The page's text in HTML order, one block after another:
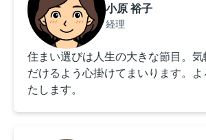
小原 裕子
経理
住まい選びは人生の大きな節目。気
だけるよう心掛けてまいります。
たします。